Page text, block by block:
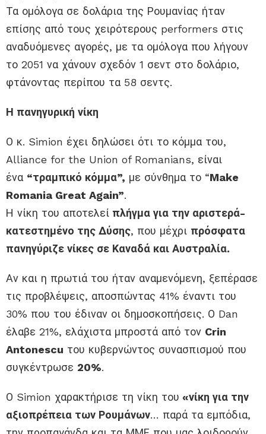
Τα ομόλογα σε δολάρια της Ρουμανίας ήταν
επίσης από τους χειρότερους performers στις
αναδυόμενες αγορές, με τα ομόλογα που λήγουν
το 2051 να χάνουν σχεδόν 1 σεντ στο δολάριο,
φτάνοντας περίπου τα 58 σεντς.
Η πανηγυρική νίκη
Ο κ. Simion έχει δηλώσει ότι το κόμμα του,
Alliance for the Union of Romanians, είναι
ένα “τραμπικό κόμμα”, με σύνθημα το “Make
Romania Great Again”.
Η νίκη του αποτελεί πλήγμα για την αριστερά-
κατεστημένο της Δύσης, που μέχρι πρόσφατα
πανηγύριζε νίκες σε Καναδά και Αυστραλία.
Αν και η πρωτιά του ήταν αναμενόμενη, ξεπέρασε
τις προβλέψεις, αποσπώντας 41% έναντι του
30% που του έδιναν οι δημοσκοπήσεις. Ο Dan
έλαβε 21%, ελάχιστα μπροστά από τον Crin
Antonescu του κυβερνώντος συνασπισμού που
συγκέντρωσε 20%.
Ο Simion χαρακτήρισε τη νίκη του «νίκη για την
αξιοπρέπεια των Ρουμάνων… παρά τα εμπόδια,